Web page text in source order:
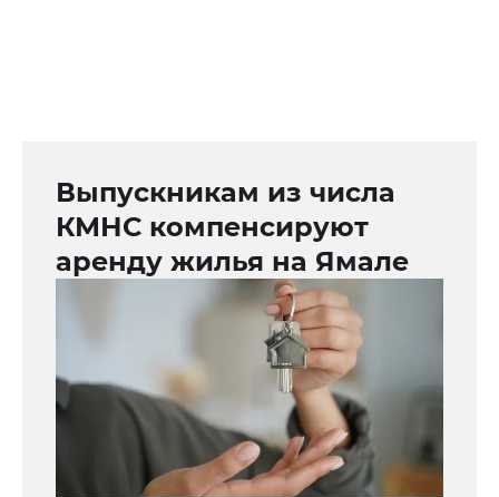
Выпускникам из числа
КМНС компенсируют
аренду жилья на Ямале